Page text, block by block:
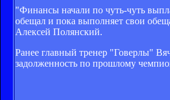
"Финансы начали по чуть-чуть
обещал и пока выполняет свои
Алексей Полянский.
Ранее главный тренер "Говерлы"
задолженность по прошлому